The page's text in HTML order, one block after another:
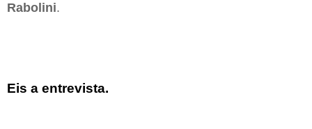
Rabolini.
Eis a entrevista.